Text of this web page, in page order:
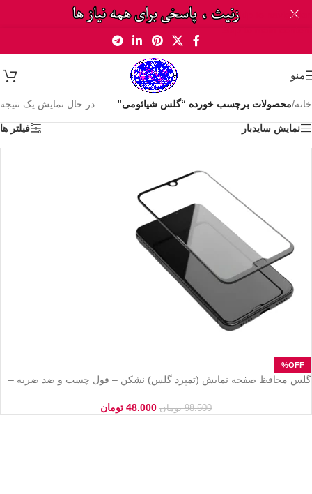
Skip to navigation
منو
خانه/محصولات برچسب خورده “گلس شیائومی” در حال نمایش یک نتیجه
نمایش سایدبار فیلتر ها
گلس محافظ صفحه نمایش (تمپرد گلس) نشکن – فول چسب و ضد ضربه –
98.500 تومان 48.000 تومان